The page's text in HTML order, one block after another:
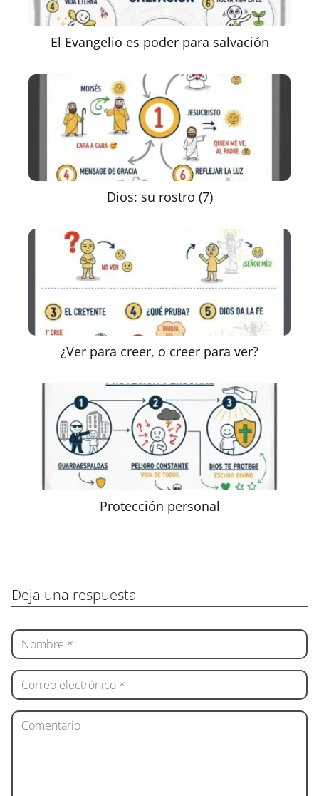
El Evangelio es poder para salvación
Dios: su rostro (7)
¿Ver para creer, o creer para ver?
Protección personal
Deja una respuesta